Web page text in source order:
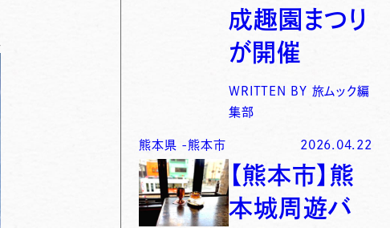
成趣園まつり
が開催
WRITTEN BY 旅ムック編
集部
熊本県 -熊本市 2026.04.22
【熊本市】熊
本城周遊バ